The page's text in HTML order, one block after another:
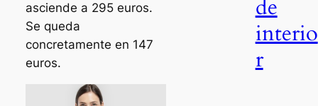
asciende a 295 euros.
Se queda
concretamente en 147
euros.
de
interio
r